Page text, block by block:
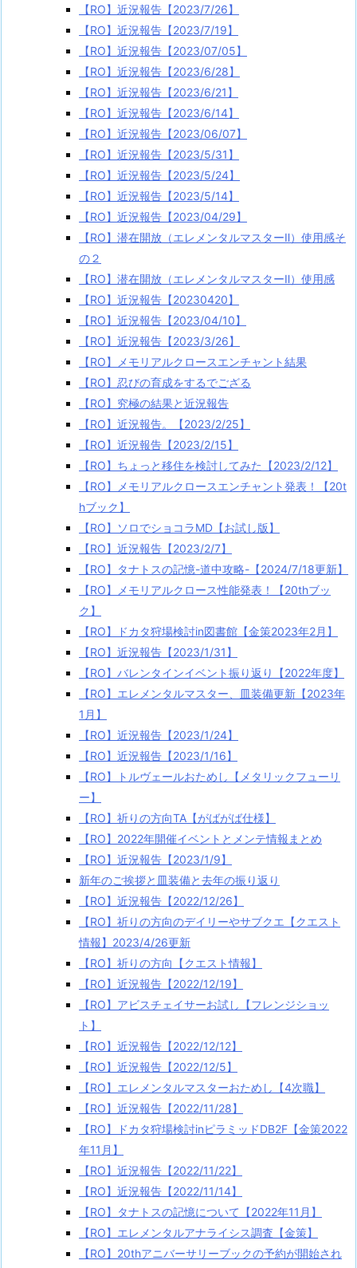
【RO】近況報告【2023/7/26】
【RO】近況報告【2023/7/19】
【RO】近況報告【2023/07/05】
【RO】近況報告【2023/6/28】
【RO】近況報告【2023/6/21】
【RO】近況報告【2023/6/14】
【RO】近況報告【2023/06/07】
【RO】近況報告【2023/5/31】
【RO】近況報告【2023/5/24】
【RO】近況報告【2023/5/14】
【RO】近況報告【2023/04/29】
【RO】潜在開放（エレメンタルマスターⅡ）使用感そ
の２
【RO】潜在開放（エレメンタルマスターⅡ）使用感
【RO】近況報告【20230420】
【RO】近況報告【2023/04/10】
【RO】近況報告【2023/3/26】
【RO】メモリアルクロースエンチャント結果
【RO】忍びの育成をするでござる
【RO】究極の結果と近況報告
【RO】近況報告。【2023/2/25】
【RO】近況報告【2023/2/15】
【RO】ちょっと移住を検討してみた【2023/2/12】
【RO】メモリアルクロースエンチャント発表！【20t
hブック】
【RO】ソロでショコラMD【お試し版】
【RO】近況報告【2023/2/7】
【RO】タナトスの記憶-道中攻略-【2024/7/18更新】
【RO】メモリアルクロース性能発表！【20thブッ
ク】
【RO】ドカタ狩場検討in図書館【金策2023年2月】
【RO】近況報告【2023/1/31】
【RO】バレンタインイベント振り返り【2022年度】
【RO】エレメンタルマスター、皿装備更新【2023年
1月】
【RO】近況報告【2023/1/24】
【RO】近況報告【2023/1/16】
【RO】トルヴェールおためし【メタリックフューリ
ー】
【RO】祈りの方向TA【がばがば仕様】
【RO】2022年開催イベントとメンテ情報まとめ
【RO】近況報告【2023/1/9】
新年のご挨拶と皿装備と去年の振り返り
【RO】近況報告【2022/12/26】
【RO】祈りの方向のデイリーやサブクエ【クエスト
情報】2023/4/26更新
【RO】祈りの方向【クエスト情報】
【RO】近況報告【2022/12/19】
【RO】アビスチェイサーお試し【フレンジショッ
ト】
【RO】近況報告【2022/12/12】
【RO】近況報告【2022/12/5】
【RO】エレメンタルマスターおためし【4次職】
【RO】近況報告【2022/11/28】
【RO】ドカタ狩場検討inピラミッドDB2F【金策2022
年11月】
【RO】近況報告【2022/11/22】
【RO】近況報告【2022/11/14】
【RO】タナトスの記憶について【2022年11月】
【RO】エレメンタルアナライシス調査【金策】
【RO】20thアニバーサリーブックの予約が開始され